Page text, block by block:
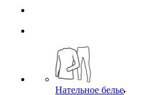
Нательное белье